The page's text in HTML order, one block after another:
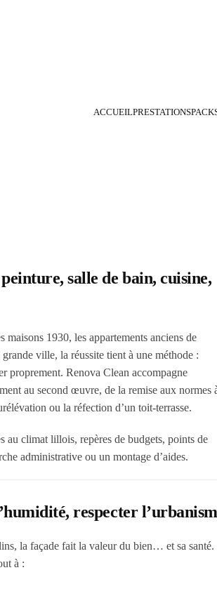
ACCUEILPRESTATIONS
salle de bain, cuisine,
1930, les appartements anciens de
ville, la réussite tient à une méthode :
proprement. Renova Clean accompagne
au second œuvre, de la remise aux normes
ou la réfection d’un toit-terrasse.
au climat lillois, repères de budgets, points de
administrative ou un montage d’aides.
respecter
la façade fait la valeur du bien… et sa santé.
à :